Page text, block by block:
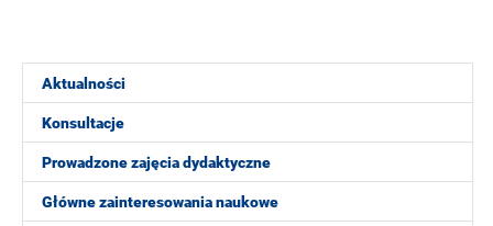
Aktualności
Konsultacje
Prowadzone zajęcia dydaktyczne
Główne zainteresowania naukowe